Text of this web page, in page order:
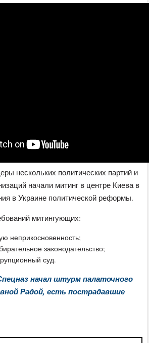
нескольких политических партий и
начали митинг в центре Киева в
в Украине политической реформы.
митингующих:
неприкосновенность;
законодательство;
суд.
начал штурм палаточного
Радой, есть пострадавшие